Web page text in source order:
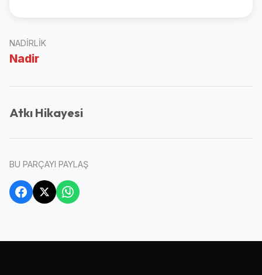
NADIRLIK
Nadir
Atkı Hikayesi
BU PARÇAYI PAYLAŞ